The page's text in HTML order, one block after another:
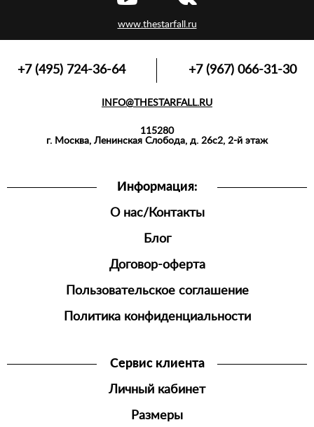
ФУТБОЛКИ,
МАЙКИ,
СПОРТИВНАЯ
ОДЕЖДА
www.thestarfall.ru
Информация:
О нас/Контакты
Блог
Договор-оферта
Пользовательское соглашение
Политика конфиденциальности
Сервис клиента
Личный кабинет
Размеры
+7 (495) 724-36-64 +7 (967) 066-31-30
INFO@THESTARFALL.RU
115280
г. Москва, Ленинская Слобода, д. 26с2, 2-й этаж